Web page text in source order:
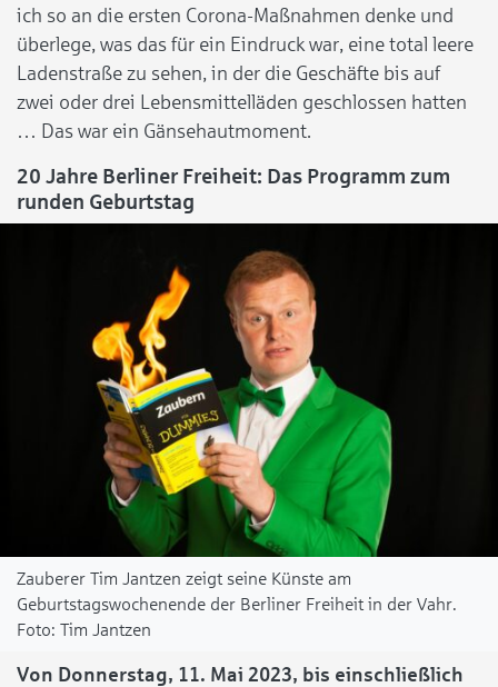
ich so an die ersten Corona-Maßnahmen denke und
überlege, was das für ein Eindruck war, eine total leere
Ladenstraße zu sehen, in der die Geschäfte bis auf
zwei oder drei Lebensmittelläden geschlossen hatten
… Das war ein Gänsehautmoment.
20 Jahre Berliner Freiheit: Das Programm zum
runden Geburtstag
Zauberer Tim Jantzen zeigt seine Künste am
Geburtstagswochenende der Berliner Freiheit in der Vahr.
Tim Jantzen
Von Donnerstag, 11. Mai 2023, bis einschließlich